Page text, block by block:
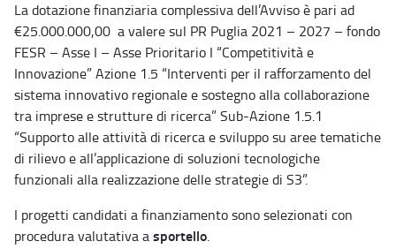
La dotazione finanziaria complessiva dell’Avviso è pari ad
€25.000.000,00 a valere sul PR Puglia 2021 – 2027 – fondo
FESR – Asse I – Asse Prioritario I “Competitività e
Innovazione” Azione 1.5 “Interventi per il rafforzamento del
sistema innovativo regionale e sostegno alla collaborazione
tra imprese e strutture di ricerca” Sub-Azione 1.5.1
“Supporto alle attività di ricerca e sviluppo su aree tematiche
di rilievo e all’applicazione di soluzioni tecnologiche
funzionali alla realizzazione delle strategie di S3”.
I progetti candidati a finanziamento sono selezionati con
procedura valutativa asportello.